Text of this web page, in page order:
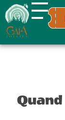
Gaïa Loisirs
Terre ludique et innovante pour tous
Quand